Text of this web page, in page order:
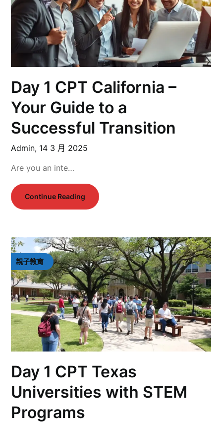
Day 1 CPT California –
Your Guide to a
Successful Transition
Admin, 14 3 月 2025
Are you an inte…
Continue Reading
親子教育
Day 1 CPT Texas
Universities with STEM
Programs